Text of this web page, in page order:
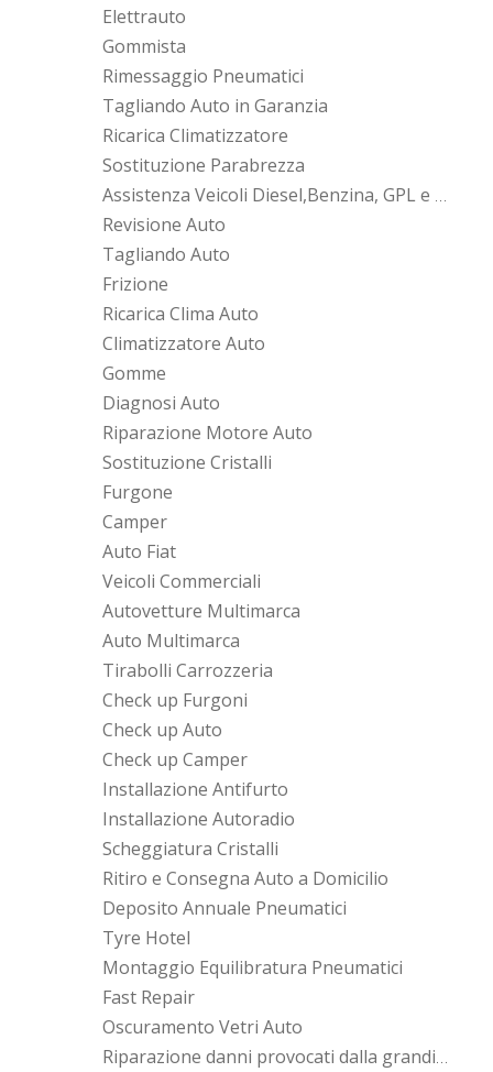
Elettrauto
Gommista
Rimessaggio Pneumatici
Tagliando Auto in Garanzia
Ricarica Climatizzatore
Sostituzione Parabrezza
Assistenza Veicoli Diesel,Benzina, GPL e Metano
Revisione Auto
Tagliando Auto
Frizione
Ricarica Clima Auto
Climatizzatore Auto
Gomme
Diagnosi Auto
Riparazione Motore Auto
Sostituzione Cristalli
Furgone
Camper
Auto Fiat
Veicoli Commerciali
Autovetture Multimarca
Auto Multimarca
Tirabolli Carrozzeria
Check up Furgoni
Check up Auto
Check up Camper
Installazione Antifurto
Installazione Autoradio
Scheggiatura Cristalli
Ritiro e Consegna Auto a Domicilio
Deposito Annuale Pneumatici
Tyre Hotel
Montaggio Equilibratura Pneumatici
Fast Repair
Oscuramento Vetri Auto
Riparazione danni provocati dalla grandine